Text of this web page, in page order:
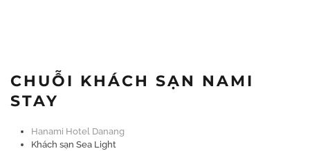
CHUỖI KHÁCH SẠN NAMI
STAY
Hanami Hotel Danang
Khách sạn Sea Light